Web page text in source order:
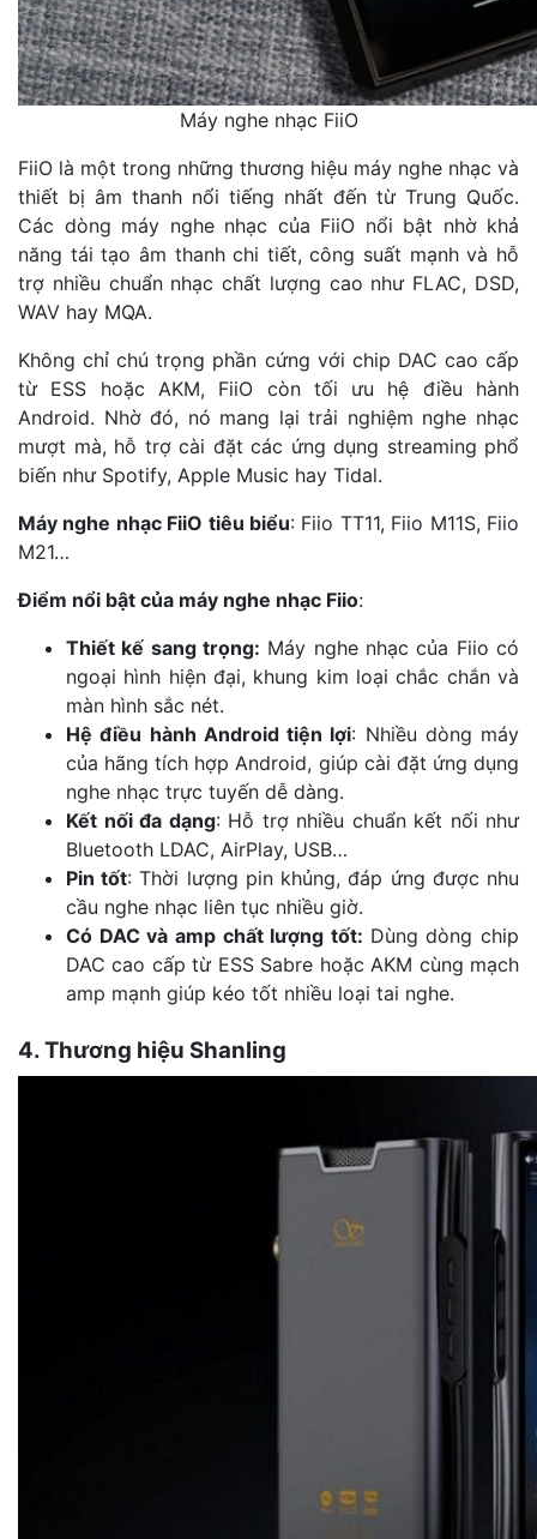
Máy nghe nhạc FiiO
FiiO là một trong những thương hiệu máy nghe nhạc và
thiết bị âm thanh nổi tiếng nhất đến từ Trung Quốc.
Các dòng máy nghe nhạc của FiiO nổi bật nhờ khả
năng tái tạo âm thanh chi tiết, công suất mạnh và hỗ
trợ nhiều chuẩn nhạc chất lượng cao như FLAC, DSD,
WAV hay MQA.
Không chỉ chú trọng phần cứng với chip DAC cao cấp
từ ESS hoặc AKM, FiiO còn tối ưu hệ điều hành
Android. Nhờ đó, nó mang lại trải nghiệm nghe nhạc
mượt mà, hỗ trợ cài đặt các ứng dụng streaming phổ
biến như Spotify, Apple Music hay Tidal.
Máy nghe nhạc FiiO tiêu biểu: Fiio TT11, Fiio M11S, Fiio
M21…
Điểm nổi bật của máy nghe nhạc Fiio:
Thiết kế sang trọng: Máy nghe nhạc của Fiio có
ngoại hình hiện đại, khung kim loại chắc chắn và
màn hình sắc nét.
Hệ điều hành Android tiện lợi: Nhiều dòng máy
của hãng tích hợp Android, giúp cài đặt ứng dụng
nghe nhạc trực tuyến dễ dàng.
Kết nối đa dạng: Hỗ trợ nhiều chuẩn kết nối như
Bluetooth LDAC, AirPlay, USB…
Pin tốt: Thời lượng pin khủng, đáp ứng được nhu
cầu nghe nhạc liên tục nhiều giờ.
Có DAC và amp chất lượng tốt: Dùng dòng chip
DAC cao cấp từ ESS Sabre hoặc AKM cùng mạch
amp mạnh giúp kéo tốt nhiều loại tai nghe.
4. Thương hiệu Shanling